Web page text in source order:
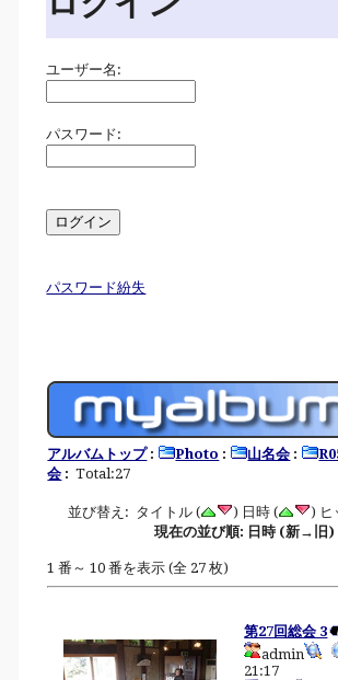
ユーザー名:
パスワード:
パスワード紛失
アルバムトップ: Photo : 山名会 :
会 : Total:27
並び替え: タイトル ( ) 日時 ( ) ヒ
現在の並び順: 日時 (新→旧)
1 番～ 10 番を表示 (全 27 枚)
第27回総会 3
admin
21:17